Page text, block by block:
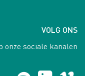
VOLG ONS
onze sociale kanalen